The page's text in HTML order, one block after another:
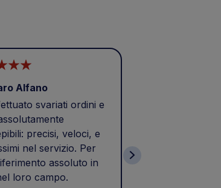
Alfano
svariati ordini e
precisi, veloci, e
nel servizio. Per
assoluto in
loro campo.